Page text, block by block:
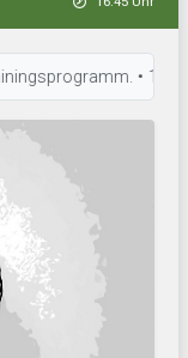
• 16:45